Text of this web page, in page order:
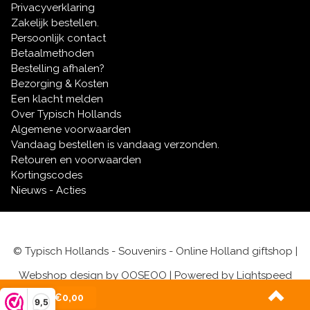
9,5
Wij begrijpen dat een cadeau op tijd moet aankomen;
daarom levert Typisch Hollands uw bestelling altijd
de volgende werkdag (binnen Nederland).
Laat ons u helpen om van elk geefmoment een oer-
Hollandse herinnering te maken!
Privacyverklaring
Zakelijk bestellen.
Persoonlijk contact
Betaalmethoden
Bestelling afhalen?
Bezorging & Kosten
Een klacht melden
Over Typisch Hollands
Algemene voorwaarden
Vandaag bestellen is vandaag verzonden.
Retouren en voorwaarden
Kortingscodes
Nieuws - Acties
© Typisch Hollands - Souvenirs - Online Holland giftshop |
Webshop design by OOSEOO | Powered by Lightspeed
(0)| €0,00